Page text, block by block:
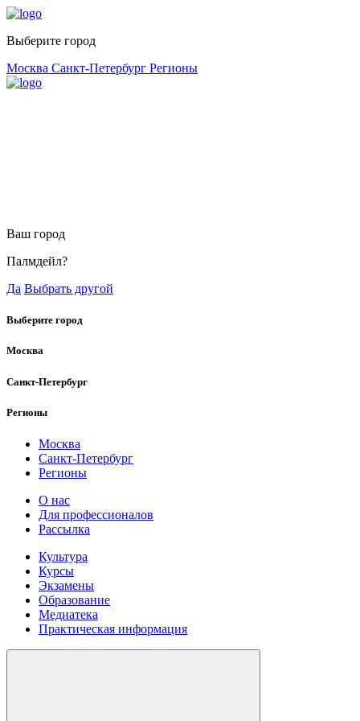
Выберите город
Москва Санкт-Петербург Регионы
Ваш город
Палмдейл?
Да Выбрать другой
Выберите город
Москва
Санкт-Петербург
Регионы
Москва
Санкт-Петербург
Регионы
О нас
Для профессионалов
Рассылка
Культура
Курсы
Экзамены
Образование
Медиатека
Практическая информация